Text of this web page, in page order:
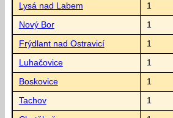
Lysá nad Labem 1
Nový Bor 1
Frýdlant nad Ostravicí 1
Luhačovice 1
Boskovice 1
Tachov 1